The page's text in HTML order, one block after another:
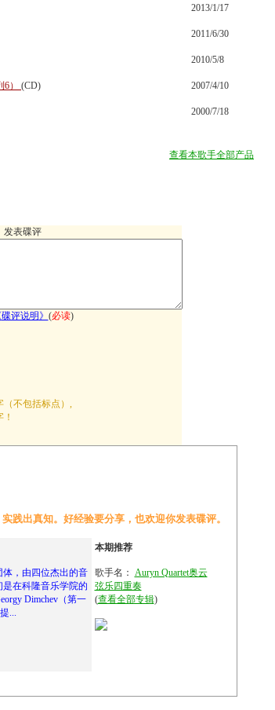
2013/1/17
2011/6/30
2010/5/8
） (CD) 2007/4/10
2000/7/18
查看本歌手全部产品
发表碟评
碟评说明 》 (必读)
不包括标点）,
践出真知。好经验要分享，也欢迎你发表碟评。
体，由四位杰出的音
是在科隆音乐学院的
Dimchev（第一
...
本期推荐
歌手名： Auryn Quartet奥云
弦乐四重奏
(查看全部专辑)